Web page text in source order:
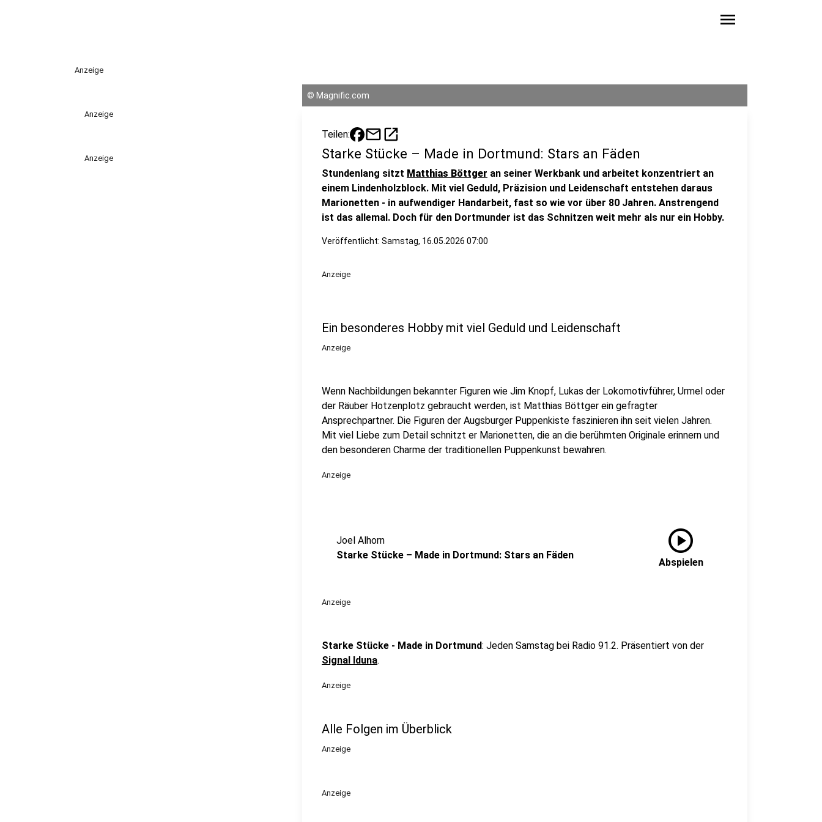
menu
Anzeige
Anzeige
Anzeige
© Magnific.com
Teilen: mailopen_in_new
Starke Stücke – Made in Dortmund: Stars an Fäden
Stundenlang sitzt Matthias Böttger an seiner Werkbank und arbeitet konzentriert an
einem Lindenholzblock. Mit viel Geduld, Präzision und Leidenschaft entstehen daraus
Marionetten - in aufwendiger Handarbeit, fast so wie vor über 80 Jahren. Anstrengend
ist das allemal. Doch für den Dortmunder ist das Schnitzen weit mehr als nur ein Hobby.
Veröffentlicht: Samstag, 16.05.2026 07:00
Anzeige
Ein besonderes Hobby mit viel Geduld und Leidenschaft
Anzeige
Wenn Nachbildungen bekannter Figuren wie Jim Knopf, Lukas der Lokomotivführer, Urmel oder
der Räuber Hotzenplotz gebraucht werden, ist Matthias Böttger ein gefragter
Ansprechpartner. Die Figuren der Augsburger Puppenkiste faszinieren ihn seit vielen Jahren.
Mit viel Liebe zum Detail schnitzt er Marionetten, die an die berühmten Originale erinnern und
den besonderen Charme der traditionellen Puppenkunst bewahren.
Anzeige
Joel Alhorn
Starke Stücke – Made in Dortmund: Stars an Fäden
play_circle
Abspielen
Anzeige
Starke Stücke - Made in Dortmund: Jeden Samstag bei Radio 91.2. Präsentiert von der
Signal Iduna.
Anzeige
Alle Folgen im Überblick
Anzeige
Anzeige